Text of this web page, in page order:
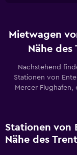
Mietwagen
Nähe des
Nachstehend
Stationen von
Mercer Flughafen,
Stationen von
Nähe des